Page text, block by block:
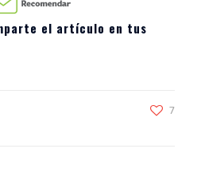
el artículo en tus
7